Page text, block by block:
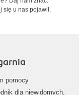
się u nas pojawił.
pomocy
dla niewidomych,